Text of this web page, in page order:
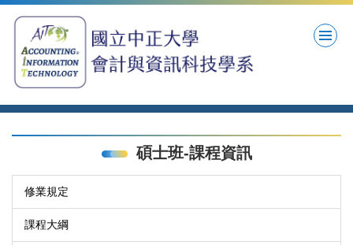
到
區
碩士班-課程資訊
修業規定
課程大綱